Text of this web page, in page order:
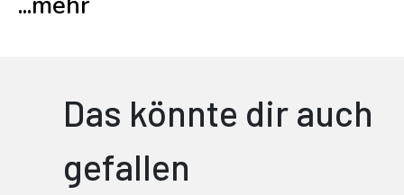
Das könnte dir auch
gefallen